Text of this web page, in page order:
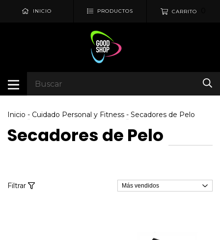
INICIO PRODUCTOS CARRITO
Inicio - Cuidado Personal y Fitness - Secadores de Pelo
Secadores de Pelo
Filtrar